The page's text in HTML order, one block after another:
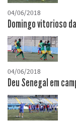
04/06/2018
Domingo vitorioso
04/06/2018
Deu Senegal em